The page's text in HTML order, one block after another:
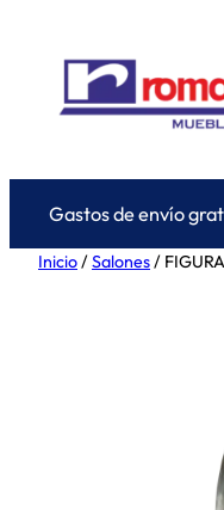
contenido
Gastos de envío
Inicio/Salones/